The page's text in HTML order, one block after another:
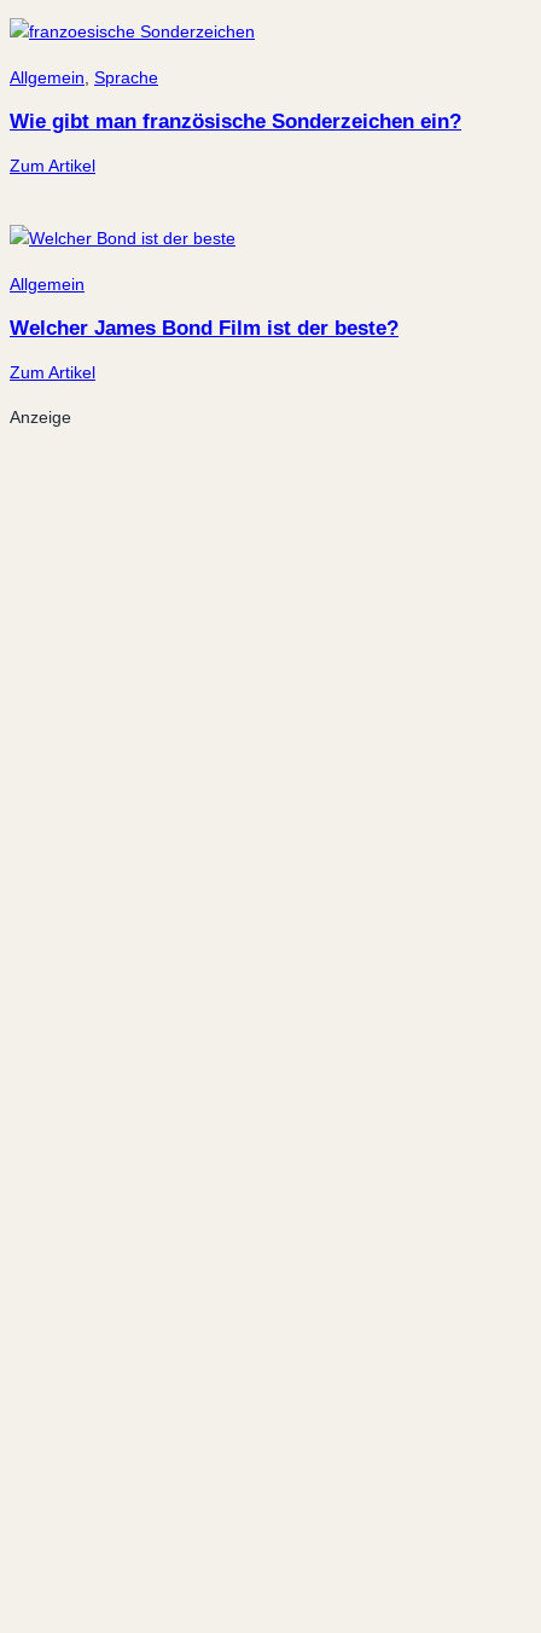
Allgemein Sprache
Wie gibt man französische Sonderzeichen ein?
Zum Artikel
Allgemein
Welcher James Bond Film ist der beste?
Zum Artikel
Anzeige